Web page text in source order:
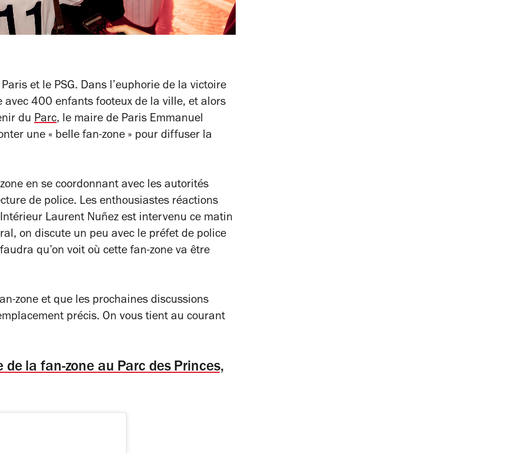
et le PSG. Dans l’euphorie de la victoire
avec 400 enfants footeux de la ville, et alors
du Parc, le maire de Paris Emmanuel
une « belle fan-zone » pour diffuser la
en se coordonnant avec les autorités
de police. Les enthousiastes réactions
Laurent Nuñez est intervenu ce matin
on discute un peu avec le préfet de police
qu’on voit où cette fan-zone va être
zone et que les prochaines discussions
précis. On vous tient au courant
la fan-zone au Parc des Princes,